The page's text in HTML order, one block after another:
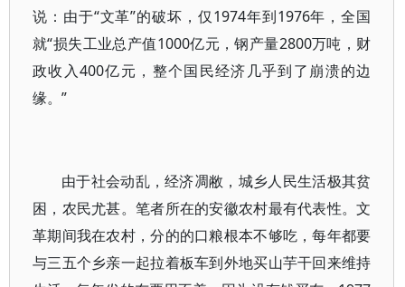
说：由于“文革”的破坏，仅1974年到1976年，全国
就“损失工业总产值1000亿元，钢产量2800万吨，财
政收入400亿元，整个国民经济几乎到了崩溃的边
缘。”
由于社会动乱，经济凋敝，城乡人民生活极其贫
困，农民尤甚。笔者所在的安徽农村最有代表性。文
革期间我在农村，分的的口粮根本不够吃，每年都要
与三五个乡亲一起拉着板车到外地买山芋干回来维持